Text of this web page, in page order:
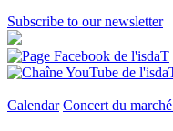
Subscribe to our newsletter
Calendar Concert du